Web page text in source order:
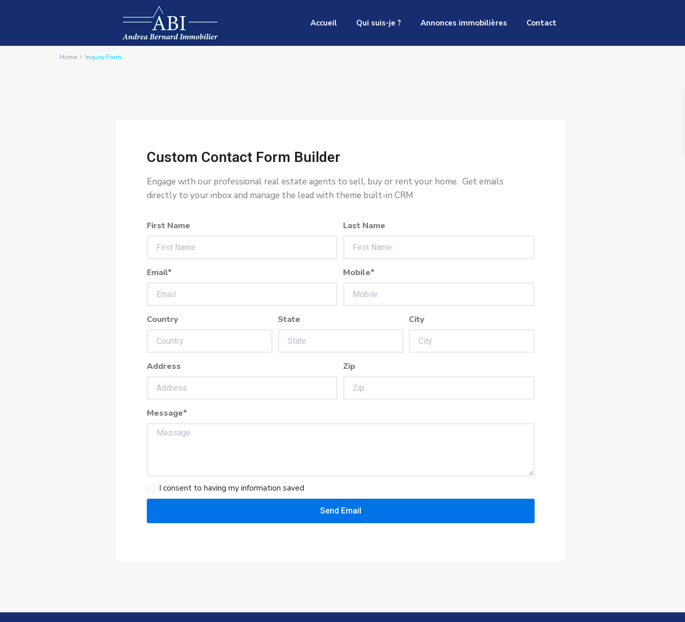
Accueil Qui suis-je ? Annonces immobilières Contact
Home Inquiry Form
Custom Contact Form Builder
Engage with our professional real estate agents to sell, buy or rent your home. Get emails
directly to your inbox and manage the lead with theme built-in CRM
First Name Last Name
Email* Mobile*
Country State City
Address Zip
Message*
I consent to having my information saved
Send Email